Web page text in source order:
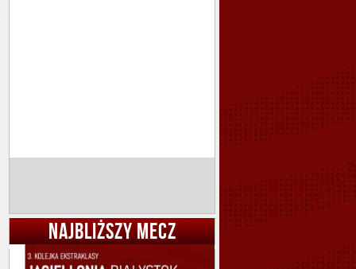
NAJBLIŻSZY MECZ